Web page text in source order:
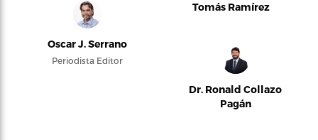
Oscar J. Serrano
Periodista Editor
Tomás Ramírez
Dr. Ronald Collazo
Pagán